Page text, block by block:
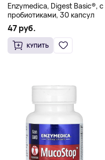
Enzymedica, Digest Basic®, с
пробиотиками, 30 капсул
47 руб.
КУПИТЬ